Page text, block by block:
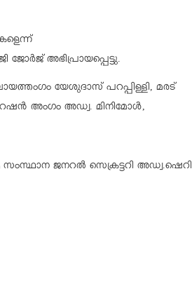
അഭിപ്രായപ്പെട്ടു.
യേശുദാസ് പറപ്പിള്ളി, മരട്
അംഗം അഡ്വ. മിനിമോൾ,
ജനറൽ സെക്രട്ടറി അഡ്വ.ഷെറി